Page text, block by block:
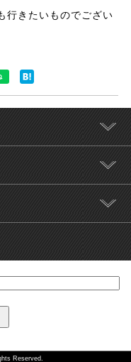
行きたいものでござい
Reserved.